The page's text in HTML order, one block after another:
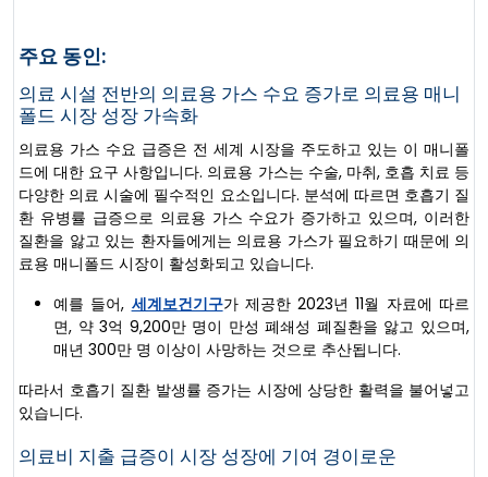
주요 동인:
의료 시설 전반의 의료용 가스 수요 증가로 의료용 매니
폴드 시장 성장 가속화
의료용 가스 수요 급증은 전 세계 시장을 주도하고 있는 이 매니폴
드에 대한 요구 사항입니다. 의료용 가스는 수술, 마취, 호흡 치료 등
다양한 의료 시술에 필수적인 요소입니다. 분석에 따르면 호흡기 질
환 유병률 급증으로 의료용 가스 수요가 증가하고 있으며, 이러한
질환을 앓고 있는 환자들에게는 의료용 가스가 필요하기 때문에 의
료용 매니폴드 시장이 활성화되고 있습니다.
예를 들어, 세계보건기구가 제공한 2023년 11월 자료에 따르
면, 약 3억 9,200만 명이 만성 폐쇄성 폐질환을 앓고 있으며,
매년 300만 명 이상이 사망하는 것으로 추산됩니다.
따라서 호흡기 질환 발생률 증가는 시장에 상당한 활력을 불어넣고
있습니다.
의료비 지출 급증이 시장 성장에 기여 경이로운